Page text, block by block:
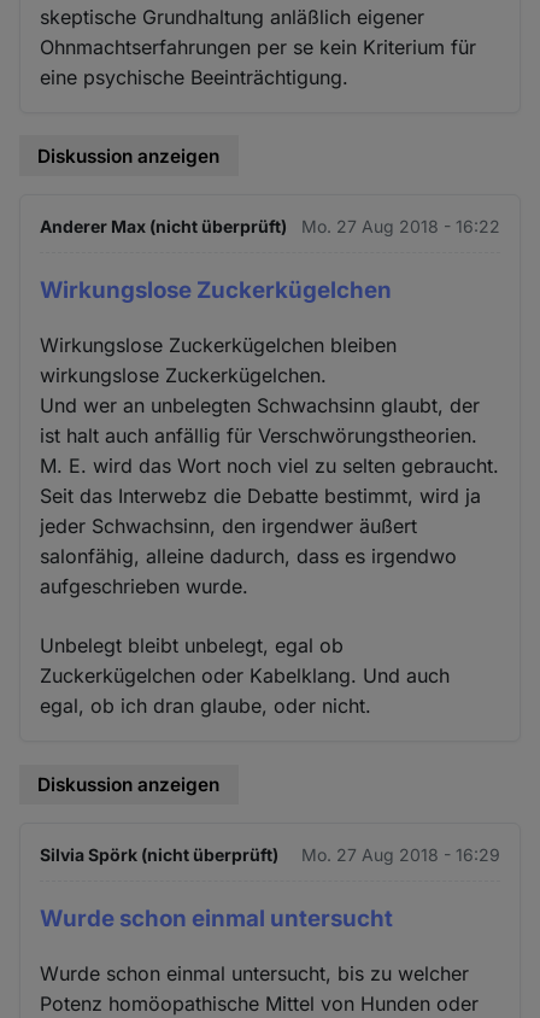
skeptische Grundhaltung anläßlich eigener
Ohnmachtserfahrungen per se kein Kriterium für
eine psychische Beeinträchtigung.
Diskussion anzeigen
Anderer Max (nicht überprüft) Mo. 27 Aug 2018 - 16:22
Wirkungslose Zuckerkügelchen
Wirkungslose Zuckerkügelchen bleiben
wirkungslose Zuckerkügelchen.
Und wer an unbelegten Schwachsinn glaubt, der
ist halt auch anfällig für Verschwörungstheorien.
M. E. wird das Wort noch viel zu selten gebraucht.
Seit das Interwebz die Debatte bestimmt, wird ja
jeder Schwachsinn, den irgendwer äußert
salonfähig, alleine dadurch, dass es irgendwo
aufgeschrieben wurde.
Unbelegt bleibt unbelegt, egal ob
Zuckerkügelchen oder Kabelklang. Und auch
egal, ob ich dran glaube, oder nicht.
Diskussion anzeigen
Silvia Spörk (nicht überprüft) Mo. 27 Aug 2018 - 16:29
Wurde schon einmal untersucht
Wurde schon einmal untersucht, bis zu welcher
Potenz homöopathische Mittel von Hunden oder